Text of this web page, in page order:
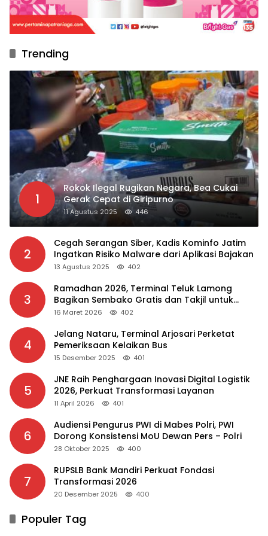
Trending
1
Rokok Ilegal Rugikan Negara, Bea Cukai
Gerak Cepat di Giripurno
11 Agustus 2025 446
2
Cegah Serangan Siber, Kadis Kominfo Jatim
Ingatkan Risiko Malware dari Aplikasi Bajakan
13 Agustus 2025 402
3
Ramadhan 2026, Terminal Teluk Lamong
Bagikan Sembako Gratis dan Takjil untuk
Masyarakat
16 Maret 2026 402
4
Jelang Nataru, Terminal Arjosari Perketat
Pemeriksaan Kelaikan Bus
15 Desember 2025 401
5
JNE Raih Penghargaan Inovasi Digital Logistik
2026, Perkuat Transformasi Layanan
11 April 2026 401
6
Audiensi Pengurus PWI di Mabes Polri, PWI
Dorong Konsistensi MoU Dewan Pers – Polri
28 Oktober 2025 400
7
RUPSLB Bank Mandiri Perkuat Fondasi
Transformasi 2026
20 Desember 2025 400
Populer Tag